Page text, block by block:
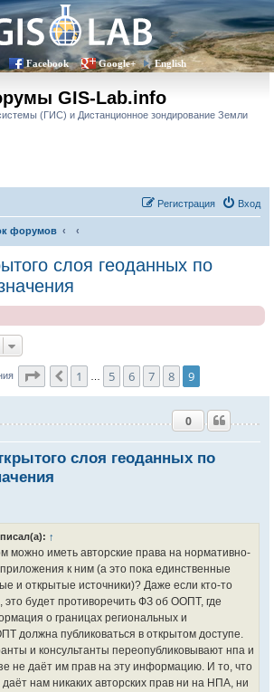
Facebook Google+ English
GIS-Lab.info
(ГИС) и Дистанционное зондирование Земли
Вход
Регистрация
форумов
слоя геоданных по
Страница9 из
Пред.
1 5 6 7 8 9
слоя геоданных по
0
писал(а): ↑
можно иметь авторские права на нормативно-
к ним (а это пока единственные
и открытые источники)? Даже если кто-то
это будет противоречить ФЗ об ООПТ, где
о границах региональных и
должна публиковаться в открытом доступе.
и консультанты переопубликовывают нпа и
не даёт им прав на эту информацию. И то, что
нам никаких авторских прав ни на НПА, ни